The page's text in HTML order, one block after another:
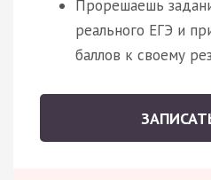
Прорешаешь
реального ЕГЭ и
баллов к своему